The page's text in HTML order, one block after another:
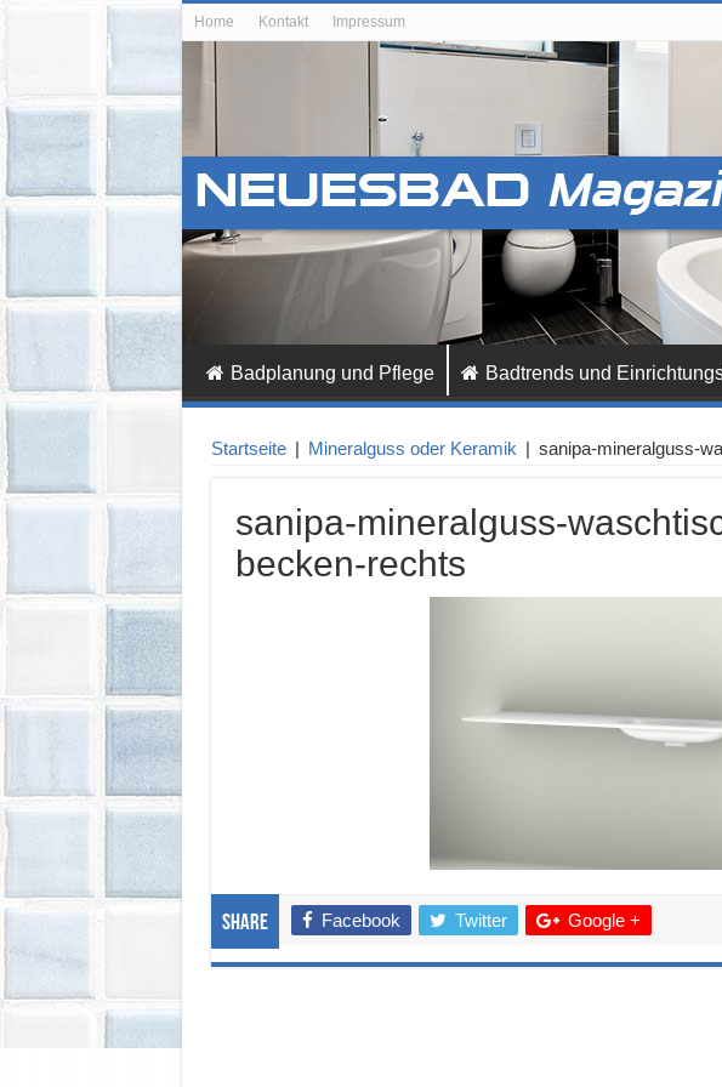
Home Kontakt Impressum
Badplanung und Pflege Badtrends und
Startseite | Mineralguss oder Keramik | sanipa-mineralguss-
sanipa-mineralguss-
becken-rechts
Share Facebook Twitter Google +